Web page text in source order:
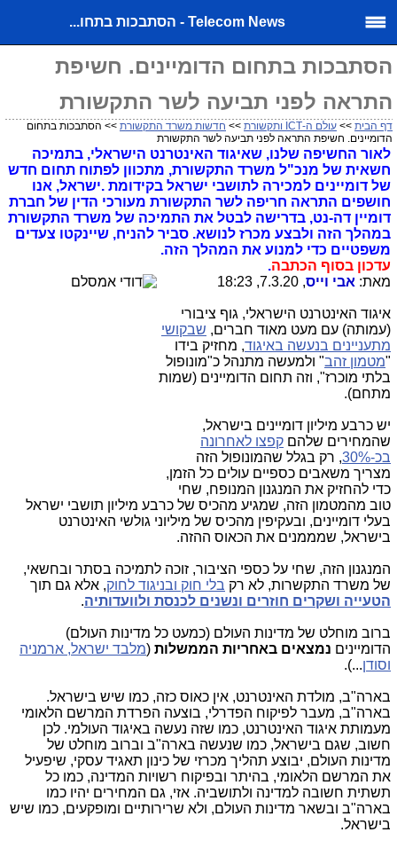
Telecom News - הסתבכות בתחו...
הסתבכות בתחום הדומיינים. חשיפת
התראה לפני תביעה לשר התקשורת
דף הבית >> עולם ה-ICT ותקשורת >> חדשות משרד התקשורת >> הסתבכות בתחום
הדומיינים. חשיפת התראה לפני תביעה לשר התקשורת
לאור החשיפה שלנו, שאיגוד האינטרנט הישראלי, בתמיכה
חשאית של מנכ"ל משרד התקשורת, מתכוון לפתוח תחום חדש
של דומיינים למכירה לתושבי ישראל בקידומת .ישראל, אנו
חושפים התראה חריפה לשר התקשורת מעורכי הדין של חברת
דומיין דה-נט, בדרישה לבטל את התמיכה של משרד התקשורת
במהלך הזה ולבצע מכרז לנושא. סביר להניח, שיינקטו צעדים
משפטיים כדי למנוע את המהלך הזה.
עדכון בסוף הכתבה.
מאת: אבי וייס, 7.3.20, 18:23
איגוד האינטרנט הישראלי, גוף ציבורי
(עמותה) עם מעט מאוד חברים, שבקושי
מתעניינים בנעשה באיגוד, מחזיק בידו
"מטמון זהב" ולמעשה מתנהל כ"מונופול
בלתי מוכרז", וזה תחום הדומיינים (שמות
מתחם).
יש כרבע מיליון דומיינים בישראל,
שהמחירים שלהם קפצו לאחרונה
בכ-30%
, רק בגלל שהמונופול הזה
מצריך משאבים כספיים עולים כל הזמן,
כדי להחזיק את המנגנון המנופח, שחי
טוב מהמטמון הזה, שמגיע מהכיס של כרבע מיליון תושבי ישראל
בעלי דומיינים, ובעקיפין מהכיס של מיליוני גולשי האינטרנט
בישראל, שמממנים את הכאוס ההזה.
המנגנון הזה, שחי על כספי הציבור, זוכה לתמיכה בסתר ובחשאי,
של משרד התקשרות, לא רק בלי חוק ובניגוד לחוק, אלא גם תוך
הטעייה ושקרים חוזרים ונשנים לכנסת ולוועדותיה.
ברוב מוחלט של מדינות העולם (כמעט כל מדינות העולם)
הדומיינים נמצאים באחריות הממשלות (מלבד ישראל, ארמניה
וסודן...).
בארה"ב, מולדת האינטרנט, אין כאוס כזה, כמו שיש בישראל.
בארה"ב, מעבר לפיקוח הפדרלי, בוצעה הפרדת המרשם הלאומי
מעמותת איגוד האינטרנט, כמו שזה נעשה באיגוד העולמי. לכן
חשוב, שגם בישראל, כמו שנעשה בארה"ב וברוב מוחלט של
מדינות העולם, יבוצע תהליך מכרזי של כינון תאגיד עסקי, שיפעיל
את המרשם הלאומי, בהיתר ובפיקוח רשויות המדינה, כמו כל
תשתית חשובה למדינה ולתושביה. אזי, גם המחירים יהיו כמו
בארה"ב ובשאר מדינות העולם, ולא שרירותיים ומופקעים, כמו שיש
בישראל.